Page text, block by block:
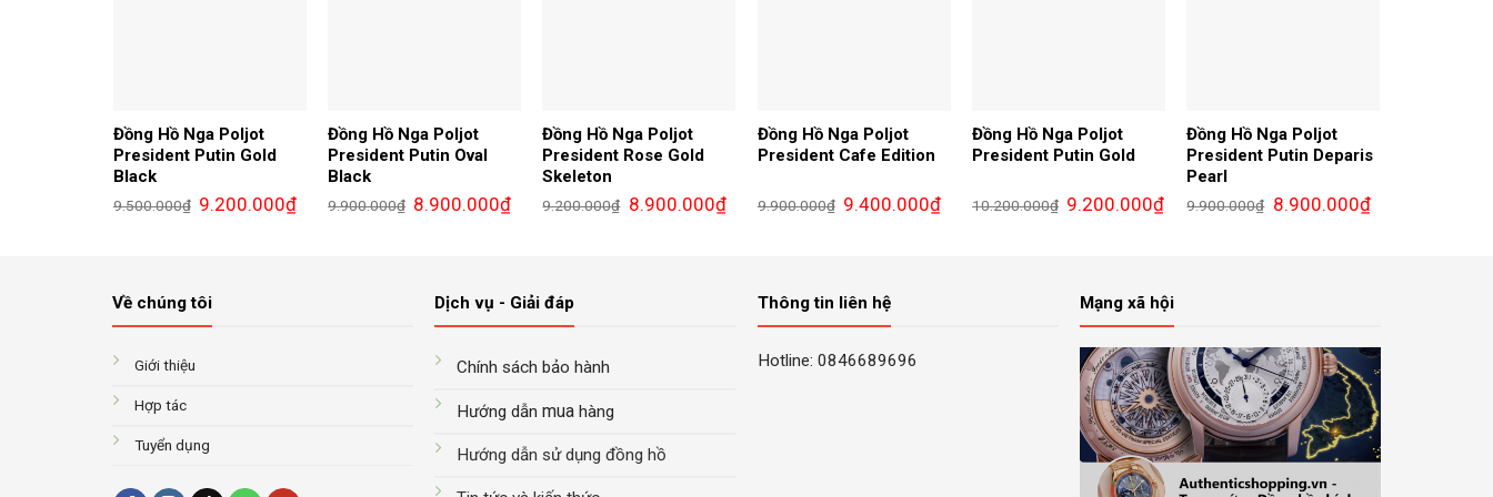
Đồng Hồ Nga Poljot
President Putin Gold
Black
9.500.000₫ Giá
gốc
9.200.000₫Giá
hiện
Đồng Hồ Nga Poljot
President Putin Oval
Black
9.900.000₫ Giá
gốc
8.900.000₫Giá
Đồng Hồ Nga Poljot
President Rose Gold
Skeleton
9.200.000₫ Giá
gốc
8.900.000₫Giá
hiện
Đồng Hồ Nga Poljot
President Cafe Edition
9.900.000₫ Giá
gốc
9.400.000₫Giá
hiện
Đồng Hồ Nga Poljot
President Putin Gold
10.200.000₫ Giá
gốc
9.200.000₫Giá
hiện
Đồng Hồ Nga Poljot
President Putin Deparis
Pearl
9.900.000₫ Giá
gốc
8.900.000₫Giá
hiện
Về chúng tôi
Giới thiệu
Hợp tác
Tuyển dụng
Dịch vụ - Giải đáp
Chính sách bảo hành
Hướng dẫnmua hàng
Hướng dẫn sử dụng đồng hồ
Thông tin liên hệ
Hotline: 0846689696
Mạng xã hội